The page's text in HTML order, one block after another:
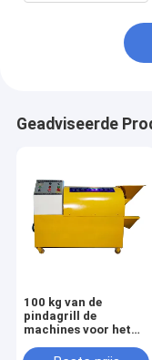
Geadviseerde
100 kg van de
pindagrill de
machines voor het